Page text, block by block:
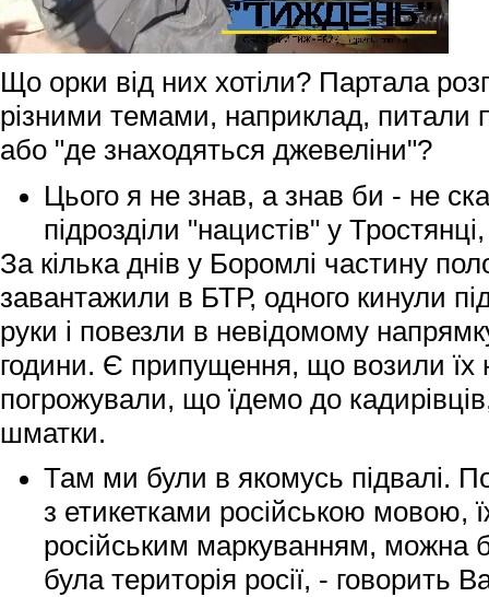
Що орки від них хотіли? Партала
різними темами, наприклад, питали
або "де знаходяться джевеліни"?
Цього я не знав, а знав би - не
підрозділи "нацистів" у
За кілька днів у Боромлі частину
завантажили в БТР, одного кинули
руки і повезли в невідомому
години. Є припущення, що возили їх
погрожували, що їдемо до кадирівців,
шматки.
Там ми були в якомусь підвалі.
з етикетками російською мовою,
російським маркуванням, можна
була територія росії, - говорить